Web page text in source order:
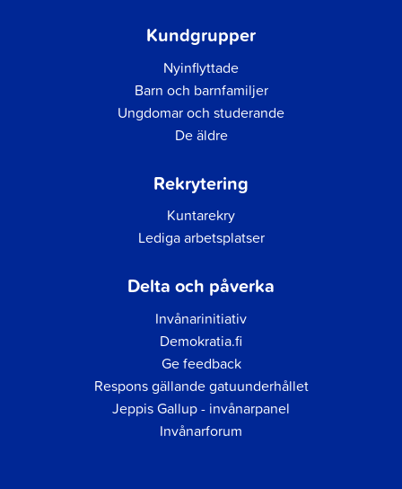
Kundgrupper
Nyinflyttade
Barn och barnfamiljer
Ungdomar och studerande
De äldre
Rekrytering
Kuntarekry
Lediga arbetsplatser
Delta och påverka
Invånarinitiativ
Demokratia.fi
Ge feedback
Respons gällande gatuunderhållet
Jeppis Gallup - invånarpanel
Invånarforum